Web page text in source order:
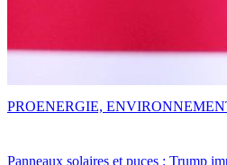
Panneaux solaires et puces : Trump
PROENERGIE,